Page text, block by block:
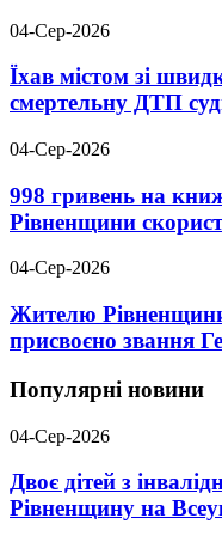
04-Сер-2026
Їхав містом зі
смертельну ДТП
04-Сер-2026
998 гривень на
Рівненщини
04-Сер-2026
Жителю
присвоєно звання
Популярні новини
04-Сер-2026
Двоє дітей з
Рівненщину на